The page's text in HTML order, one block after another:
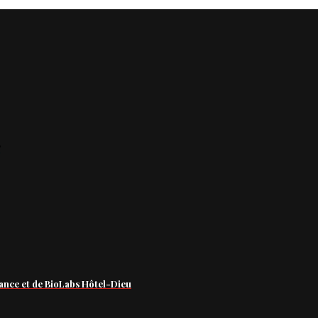
et de BioLabs Hôtel-Dieu